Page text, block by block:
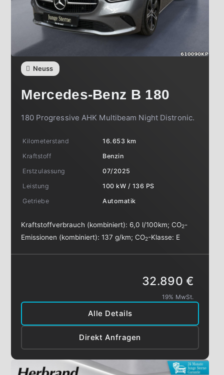
Neuss
Mercedes-Benz B 180
180 Progressive AHK Multibeam Night Distronic.
Kilometerstand
16.653 km
Kraftstoff
Benzin
Erstzulassung
07/2025
Leistung
100 kW / 136 PS
Getriebe
Automatik
Kraftstoffverbrauch (kombiniert): 6,0 l/100km;CO2-
Emissionen (kombiniert):137 g/km;CO2-Klasse: E
Alle Details
Direkt Anfragen
32.890 €
19% MwSt.